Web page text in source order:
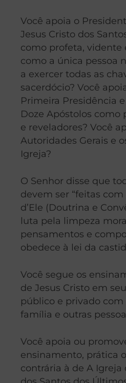
Você apoia o
Jesus Cristo dos
como profeta, vidente
como a única pessoa
a exercer todas as
sacerdócio? Você
Primeira Presidência
Doze Apóstolos como
e reveladores? Você
Autoridades Gerais e
Igreja?
O Senhor disse que
devem ser “feitas
d’Ele (Doutrina e
luta pela limpeza
pensamentos e
obedece à lei da
Você segue os
de Jesus Cristo em
público e privado
família e outras
Você apoia ou
ensinamento, prática
contrária à de A Igreja